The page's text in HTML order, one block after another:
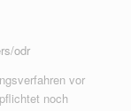
odr
vor
noch